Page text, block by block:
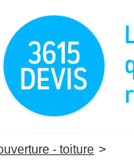
- toiture >